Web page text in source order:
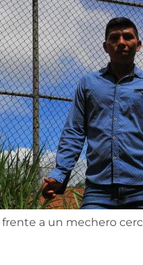
a un mechero